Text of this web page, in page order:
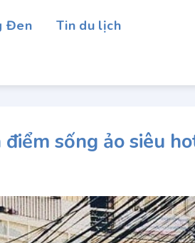
Đen
Tin du lịch
sống ảo siêu